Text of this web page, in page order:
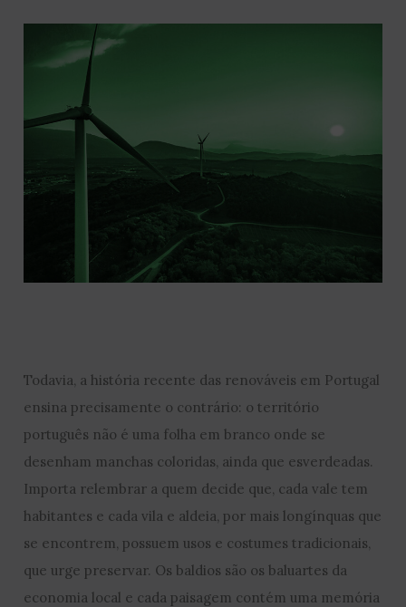
Todavia, a história recente das renováveis em Portugal
ensina precisamente o contrário: o território
português não é uma folha em branco onde se
desenham manchas coloridas, ainda que esverdeadas.
Importa relembrar a quem decide que, cada vale tem
habitantes e cada vila e aldeia, por mais longínquas que
se encontrem, possuem usos e costumes tradicionais,
que urge preservar. Os baldios são os baluartes da
economia local e cada paisagem contém uma memória